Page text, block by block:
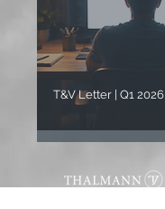
T&V Letter | Q1 2026